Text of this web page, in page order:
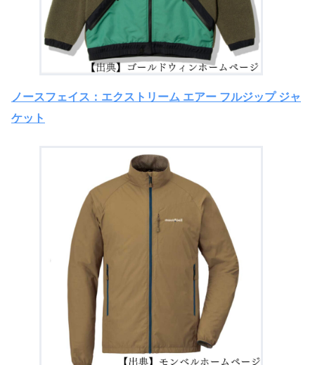
ノースフェイス：エクストリーム エアー フルジップ ジャ
ケット